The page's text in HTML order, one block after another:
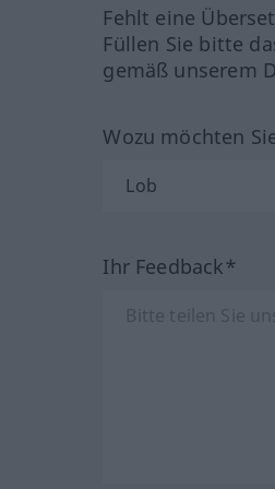
Fehlt eine
Füllen Sie bitte
gemäß unserem
Wozu möchten
Ihr Feedback*